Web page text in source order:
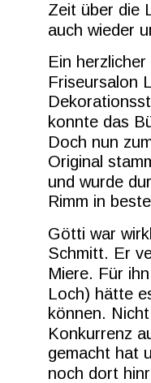
Zeit über die
auch wieder
Ein
Friseursalon
konnte das
Doch nun
Original
und wurde
Rimm in
Götti war
Schmitt. Er
Miere. Für
Loch) hätte
können.
Konkurrenz
gemacht hat
noch dort